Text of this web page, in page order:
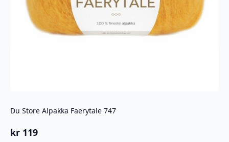
Du Store Alpakka Faerytale 747
kr 119